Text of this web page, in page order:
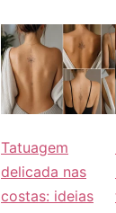
Tatuagem
delicada nas
costas: ideias